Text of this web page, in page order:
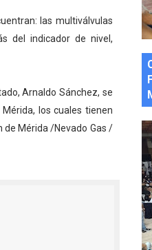
las multiválvulas
del indicador de nivel,
Arnaldo Sánchez, se
los cuales tienen
de Mérida /Nevado Gas /